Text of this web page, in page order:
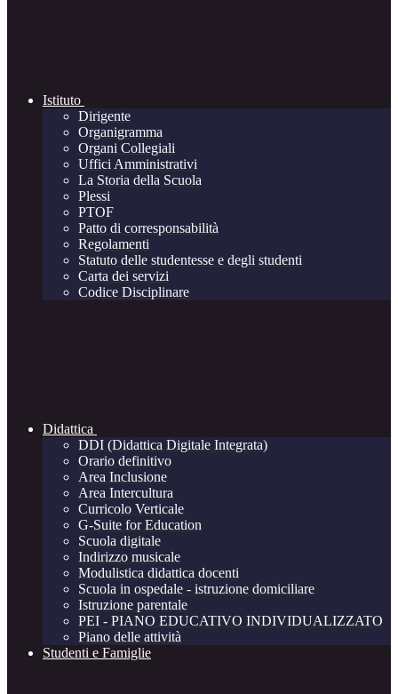
Istituto
Dirigente
Organigramma
Organi Collegiali
Uffici Amministrativi
La Storia della Scuola
Plessi
PTOF
Patto di corresponsabilità
Regolamenti
Statuto delle studentesse e degli studenti
Carta dei servizi
Codice Disciplinare
Didattica
DDI (Didattica Digitale Integrata)
Orario definitivo
Area Inclusione
Area Intercultura
Curricolo Verticale
G-Suite for Education
Scuola digitale
Indirizzo musicale
Modulistica didattica docenti
Scuola in ospedale - istruzione domiciliare
Istruzione parentale
PEI - PIANO EDUCATIVO INDIVIDUALIZZATO
Piano delle attività
Studenti e Famiglie